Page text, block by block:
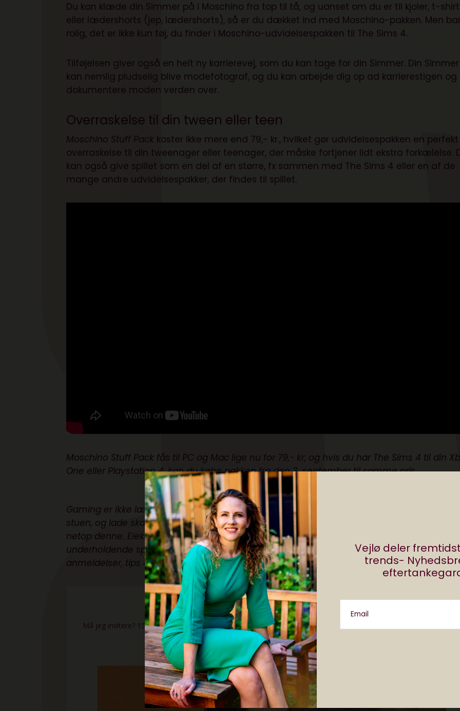
Vejlø deler
trends-
Email
Du kan klæde din Simmer på i Moschino fra top til tå, og uanset om du er til kjoler, t-
eller lædershorts (jep, lædershorts), så er du dækket ind med Moschino-pakken. Men
rolig, det er ikke kun tøj, du finder i Moschino-udvidelsespakken til The Sims 4.
Tilføjelsen giver også en helt ny karrierevej, som du kan tage for din Simmer. Din Simmer
kan nemlig pludselig blive modefotograf, og du kan arbejde dig op ad karrierestigen og
dokumentere moden verden over.
Overraskelse til din tween eller teen
Moschino Stuff Pack koster ikke mere end 79,- kr., hvilket gør udvidelsespakken en perfekt
overraskelse til din tweenager eller teenager, der måske fortjener lidt ekstra forkælelse.
kan også give spillet som en del af en større, fx sammen med The Sims 4 eller en af de
mange andre udvidelsespakker, der findes til spillet.
Moschino Stuff Pack fås til PC og Mac lige nu for 79,- kr, og hvis du har The Sims 4 til din
One eller Playstation 4, kan du købe pakken fra den 3. september til samme pris.
Gaming er ikke længere kun en aktivitet, der foregår alene. Du bringe sjove digitale spil
stuen, og lade skærmene spille en rolle i en social aktivitet, frem for at blive en hindring
netop denne. Elektronistas gamingekspert guider dig hver måned gennem aktuelle og
underholdende spil til alt lige fra en soloaften til tid med familien. Du kan læse mange
anmeldelser, tips og tricks af Mikkel Wintherher.